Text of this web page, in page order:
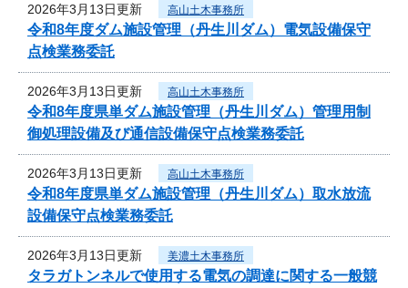
2026年3月13日更新 高山土木事務所
令和8年度ダム施設管理（丹生川ダム）電気設備保守
点検業務委託
2026年3月13日更新 高山土木事務所
令和8年度県単ダム施設管理（丹生川ダム）管理用制
御処理設備及び通信設備保守点検業務委託
2026年3月13日更新 高山土木事務所
令和8年度県単ダム施設管理（丹生川ダム）取水放流
設備保守点検業務委託
2026年3月13日更新 美濃土木事務所
タラガトンネルで使用する電気の調達に関する一般競